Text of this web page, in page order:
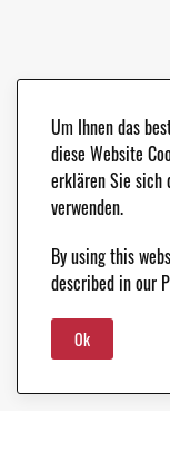
Um Ihnen das
diese Website
erklären Sie sich
verwenden.
By using this
described in our
Ok